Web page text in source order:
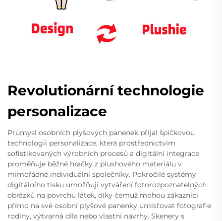
Revolutionární technologie
personalizace
Průmysl osobních plyšových panenek přijal špičkovou
technologii personalizace, která prostřednictvím
sofistikovaných výrobních procesů a digitální integrace
proměňuje běžné hračky z plushového materiálu v
mimořádné individuální společníky. Pokročilé systémy
digitálního tisku umožňují vytváření fotorozpoznatelných
obrázků na povrchu látek, díky čemuž mohou zákazníci
přímo na své osobní plyšové panenky umisťovat fotografie
rodiny, výtvarná díla nebo vlastní návrhy. Skenery s